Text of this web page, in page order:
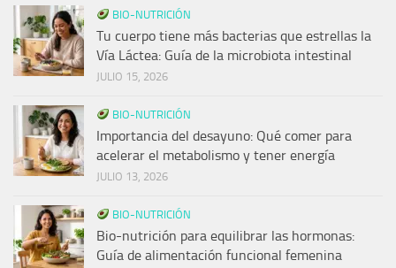
BIO-NUTRICIÓN
Tu cuerpo tiene más bacterias que estrellas la
Vía Láctea: Guía de la microbiota intestinal
JULIO 15, 2026
BIO-NUTRICIÓN
Importancia del desayuno: Qué comer para
acelerar el metabolismo y tener energía
JULIO 13, 2026
BIO-NUTRICIÓN
Bio-nutrición para equilibrar las hormonas:
Guía de alimentación funcional femenina